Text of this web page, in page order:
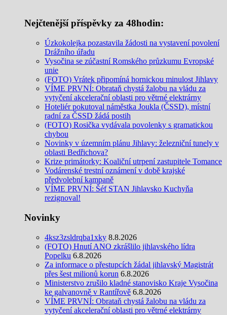
Nejčtenější příspěvky za 48hodin:
Úzkokolejka pozastavila žádosti na vystavení povolení
Drážního úřadu
Vysočina se zúčastní Romského průzkumu Evropské
unie
(FOTO) Vrátek připomíná hornickou minulost Jihlavy
VÍME PRVNÍ: Obrataň chystá žalobu na vládu za
vytyčení akcelerační oblasti pro větrné elektrárny
Hoteliér pokutoval náměstka Joukla (ČSSD), místní
radní za ČSSD žádá postih
(FOTO) Rosička vydávala povolenky s gramatickou
chybou
Novinky v územním plánu Jihlavy: železniční tunely v
oblasti Bedřichova?
Krize primátorky: Koaliční utrpení zastupitele Tomance
Vodárenské trestní oznámení v době krajské
předvolební kampaně
VÍME PRVNÍ: Šéf STAN Jihlavsko Kuchyňa
rezignoval!
Novinky
4ksz3zsldrqba1xky 8.8.2026
(FOTO) Hnutí ANO zkrášlilo jihlavského lídra
Popelku 6.8.2026
Za informace o přestupcích žádal jihlavský Magistrát
přes šest milionů korun 6.8.2026
Ministerstvo zrušilo kladné stanovisko Kraje Vysočina
ke galvanovně v Rantířově 6.8.2026
VÍME PRVNÍ: Obrataň chystá žalobu na vládu za
vytyčení akcelerační oblasti pro větrné elektrárny